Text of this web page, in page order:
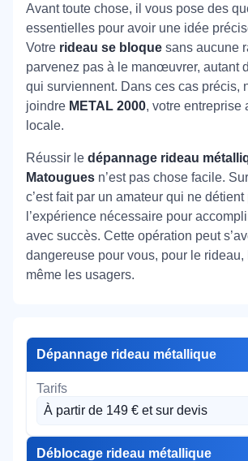
Avant toute chose, il vous pose des
essentielles pour avoir une idée
Votre rideau se bloque sans aucune
parvenez pas à le manœuvrer, autant
qui surviennent. Dans ces cas précis,
joindre METAL 2000, votre entreprise
locale.
Réussir le dépannage rideau
Matougues n’est pas chose facile.
c’est fait par un amateur qui ne détient
l’expérience nécessaire pour
avec succès. Cette opération peut
dangereuse pour vous, pour le
même les usagers.
Dépannage rideau métallique
À partir de 149 € et sur devis
Déblocage rideau métallique